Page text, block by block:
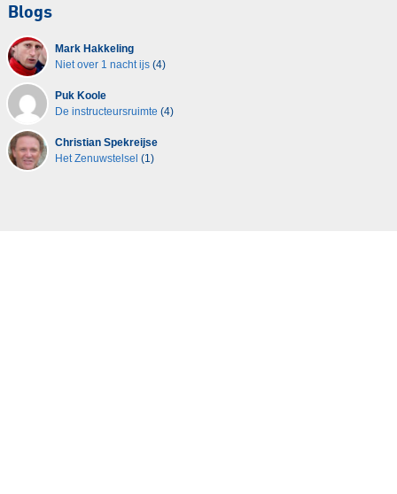
Blogs
Mark Hakkeling
Niet over 1 nacht ijs(4)
Puk Koole
De instructeursruimte (4)
Christian Spekreijse
Het Zenuwstelsel (1)